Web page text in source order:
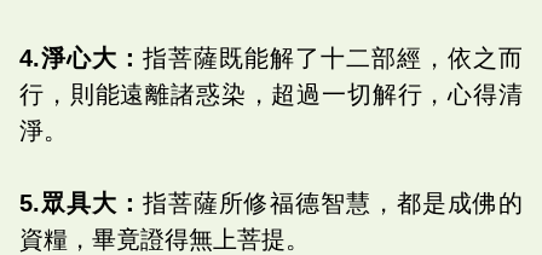
4.淨心大： 指菩薩既能解了十二部經，依之而
行，則能遠離諸惑染，超過一切解行，心得清
淨。
5.眾具大： 指菩薩所修福德智慧，都是成佛的
資糧，畢竟證得無上菩提。